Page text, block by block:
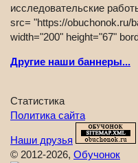
исследовательские
src= "https://obuchonok.ru/
width="200" height="67"
Другие наши баннеры...
Статистика
Политика сайта
Наши друзья
© 2012-2026, Обучонок